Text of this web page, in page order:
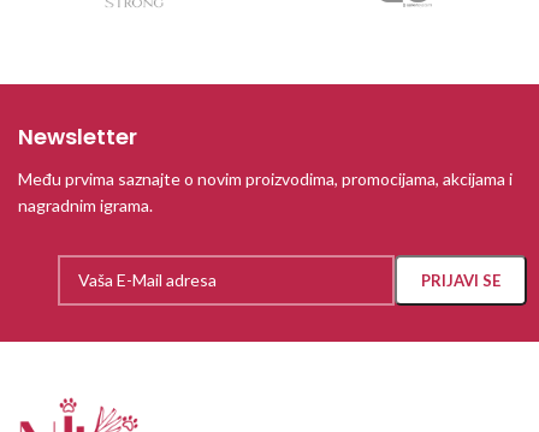
Newsletter
Među prvima saznajte o novim proizvodima, promocijama, akcijama i
nagradnim igrama.